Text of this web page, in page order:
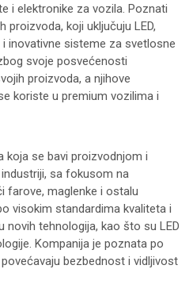
i elektronike za vozila. Poznati
koji uključuju LED,
inovativne sisteme za svetlosne
svoje posvećenosti
proizvoda, a njihove
koriste u premium vozilima i
koja se bavi proizvodnjom i
sa fokusom na
farove, maglenke i ostalu
visokim standardima kvaliteta i
novih tehnologija, kao što su LED
Kompanija je poznata po
bezbednost i vidljivost